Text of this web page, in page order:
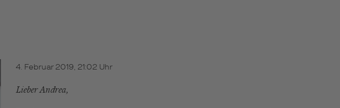
4. Februar 2019, 21:02 Uhr
Lieber Andrea,